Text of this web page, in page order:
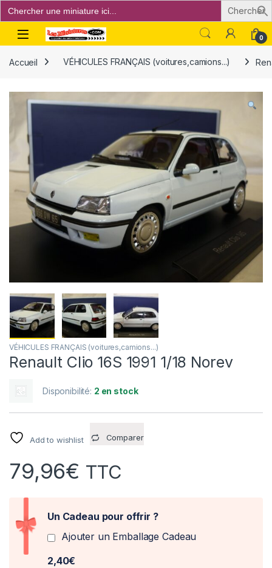
Search
for:
Open 0
Accueil VÉHICULES FRANÇAIS (voitures,camions...)
VÉHICULES FRANÇAIS (voitures,camions...)
Renault Clio 16S 1991 1/18 Norev
Disponibilité: 2 en stock
Add to wishlist Comparer
79,96€ TTC
Un Cadeau pour offrir ?
Ajouter un Emballage Cadeau
2,40€